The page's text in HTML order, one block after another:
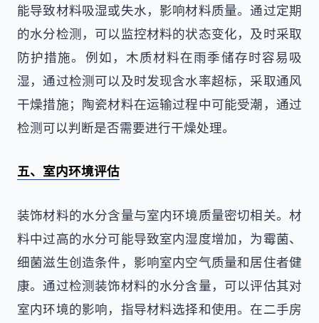
能导致材料吸湿或失水，影响材料质量。通过定期
的水分检测，可以监控材料的状态变化，及时采取
防护措施。例如，木质材料在雨季储存时容易吸
湿，通过检测可以及时发现含水率超标，采取通风
干燥措施；陶瓷材料在运输过程中可能受潮，通过
检测可以判断是否需要进行干燥处理。
五、室内环境评估
装饰材料的水分含量与室内环境质量密切相关。材
料中过高的水分可能导致室内湿度增加，为霉菌、
细菌滋生创造条件，影响室内空气质量和居住者健
康。通过检测装饰材料的水分含量，可以评估其对
室内环境的影响，指导材料选择和使用。在二手房